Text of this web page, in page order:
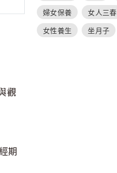
觀
期
婦女保養 女人三春
女性養生 坐月子